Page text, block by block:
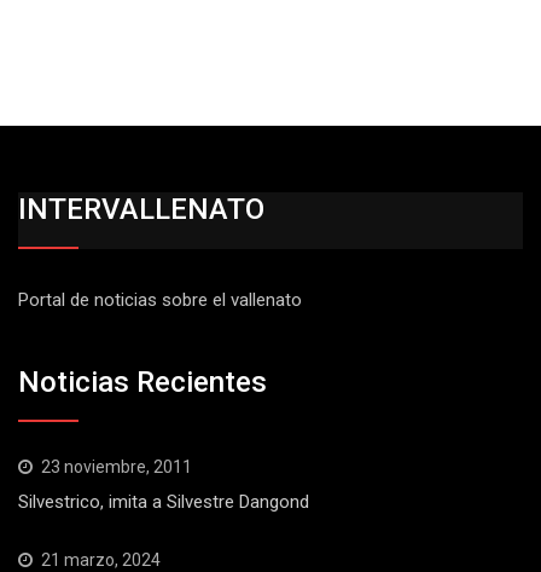
INTERVALLENATO
Portal de noticias sobre el vallenato
Noticias Recientes
23 noviembre, 2011
Silvestrico, imita a Silvestre Dangond
21 marzo, 2024